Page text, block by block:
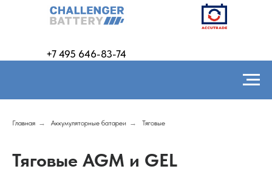
+7 495 646-83-74
Главная → Аккумуляторные батареи → Тяговые
Тяговые AGM и GEL